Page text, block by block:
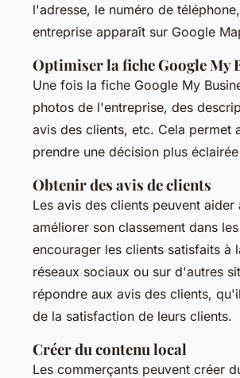
l'adresse, le numéro de
entreprise apparaît sur Google
Optimiser la fiche Google My
Une fois la fiche Google My
photos de l'entreprise, des
avis des clients, etc. Cela permet
prendre une décision plus
Obtenir des avis de clients
Les avis des clients peuvent
améliorer son classement dans
encourager les clients satisfaits à
réseaux sociaux ou sur d'autres
répondre aux avis des clients,
de la satisfaction de leurs clients.
Créer du contenu local
Les commerçants peuvent créer